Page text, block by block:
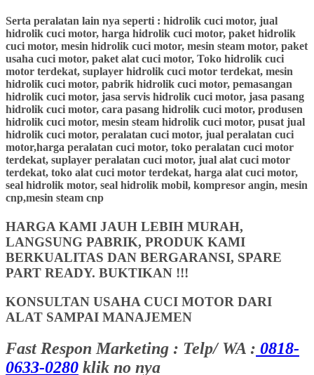
Serta peralatan lain nya seperti : hidrolik cuci motor, jual
hidrolik cuci motor, harga hidrolik cuci motor, paket hidrolik
cuci motor, mesin hidrolik cuci motor, mesin steam motor, paket
usaha cuci motor, paket alat cuci motor, Toko hidrolik cuci
motor terdekat, suplayer hidrolik cuci motor terdekat, mesin
hidrolik cuci motor, pabrik hidrolik cuci motor, pemasangan
hidrolik cuci motor, jasa servis hidrolik cuci motor, jasa pasang
hidrolik cuci motor, cara pasang hidrolik cuci motor, produsen
hidrolik cuci motor, mesin steam hidrolik cuci motor, pusat jual
hidrolik cuci motor, peralatan cuci motor, jual peralatan cuci
motor,harga peralatan cuci motor, toko peralatan cuci motor
terdekat, suplayer peralatan cuci motor, jual alat cuci motor
terdekat, toko alat cuci motor terdekat, harga alat cuci motor,
seal hidrolik motor, seal hidrolik mobil, kompresor angin, mesin
cnp,mesin steam cnp
HARGA KAMI JAUH LEBIH MURAH,
LANGSUNG PABRIK, PRODUK KAMI
BERKUALITAS DAN BERGARANSI, SPARE
PART READY. BUKTIKAN !!!
KONSULTAN USAHA CUCI MOTOR DARI
ALAT SAMPAI MANAJEMEN
Fast Respon Marketing : Telp/ WA : 0818-
0633-0280 klik no nya